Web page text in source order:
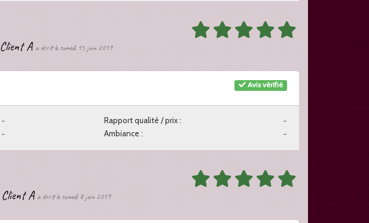
Client A a écrit le samedi 15 juin 2019
Avis vérifié
- -
Rapport qualité / prix :
- -
Ambiance :
Client A a écrit le samedi 8 juin 2019